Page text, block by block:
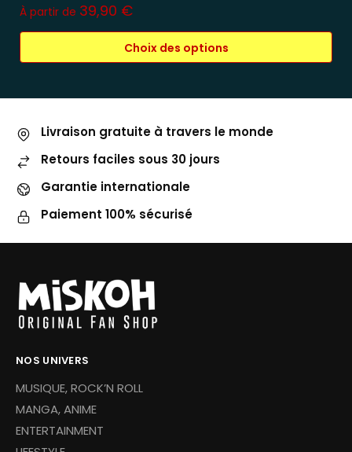
À partir de 39,90 €
Choix des options
Livraison gratuite à travers le monde
Retours faciles sous 30 jours
Garantie internationale
Paiement 100% sécurisé
NOS UNIVERS
MUSIQUE, ROCK’N ROLL
MANGA, ANIME
ENTERTAINMENT